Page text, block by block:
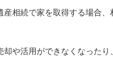
産相続で家を取得する場合
却や活用ができなくなった